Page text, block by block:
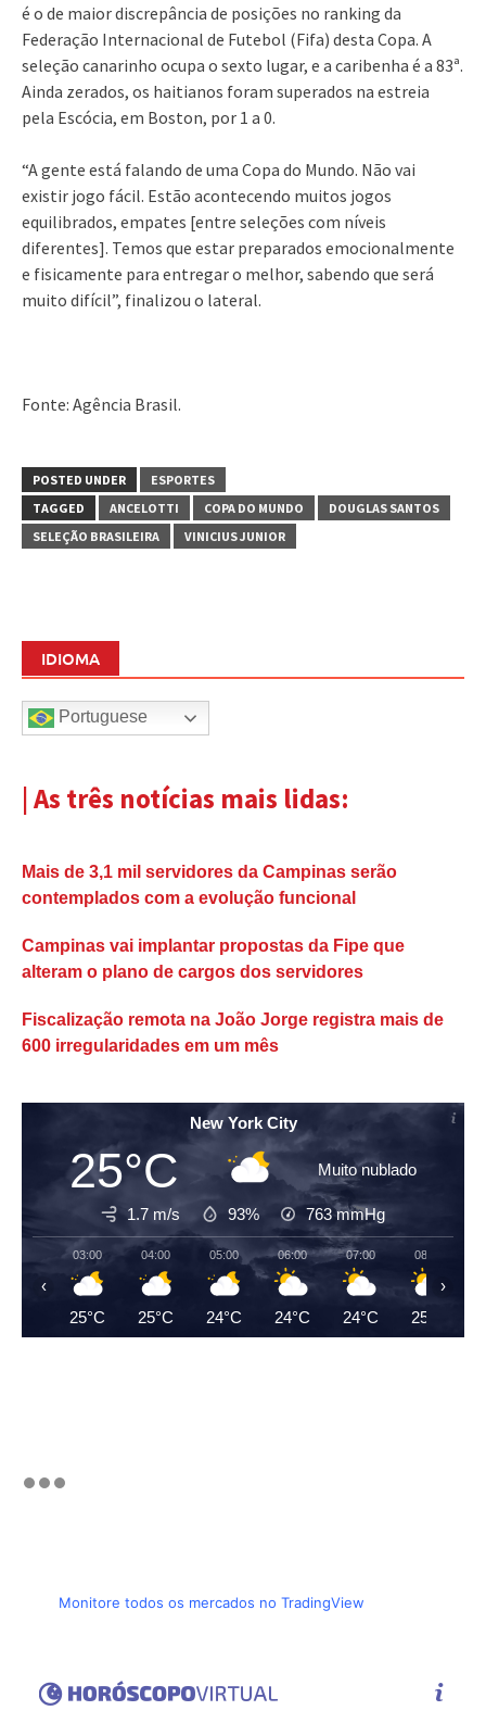
é o de maior discrepância de posições no ranking da
Federação Internacional de Futebol (Fifa) desta Copa. A
seleção canarinho ocupa o sexto lugar, e a caribenha é a 83ª.
Ainda zerados, os haitianos foram superados na estreia
pela Escócia, em Boston, por 1 a 0.
“A gente está falando de uma Copa do Mundo. Não vai
existir jogo fácil. Estão acontecendo muitos jogos
equilibrados, empates [entre seleções com níveis
diferentes]. Temos que estar preparados emocionalmente
e fisicamente para entregar o melhor, sabendo que será
muito difícil”, finalizou o lateral.
Fonte: Agência Brasil.
POSTED UNDER
ESPORTES
TAGGED
ANCELOTTI COPA DO MUNDO
DOUGLAS SANTOS
SELEÇÃO BRASILEIRA
VINICIUS JUNIOR
IDIOMA
Portuguese
| As três notícias mais lidas:
Mais de 3,1 mil servidores da Campinas serão
contemplados com a evolução funcional
Campinas vai implantar propostas da Fipe que
alteram o plano de cargos dos servidores
Fiscalização remota na João Jorge registra mais de
600 irregularidades em um mês
New York City
25°C Muito nublado
1.7 m/s 93% 763mmHg
03:00
25°C
04:00
25°C
05:00
24°C
06:00
24°C
07:00
24°C
08:00
25°C
‹ ›
Monitore todos os mercados no TradingView